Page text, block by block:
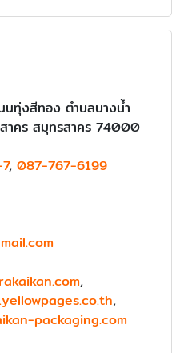
ทุ่งสีทอง ตำบลบางน้ำ
าคร สมุทรสาคร 74000
, 087-767-6199
,
,
packaging.com